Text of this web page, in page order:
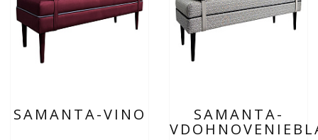
SAMANTA-VINO SAMANTA-